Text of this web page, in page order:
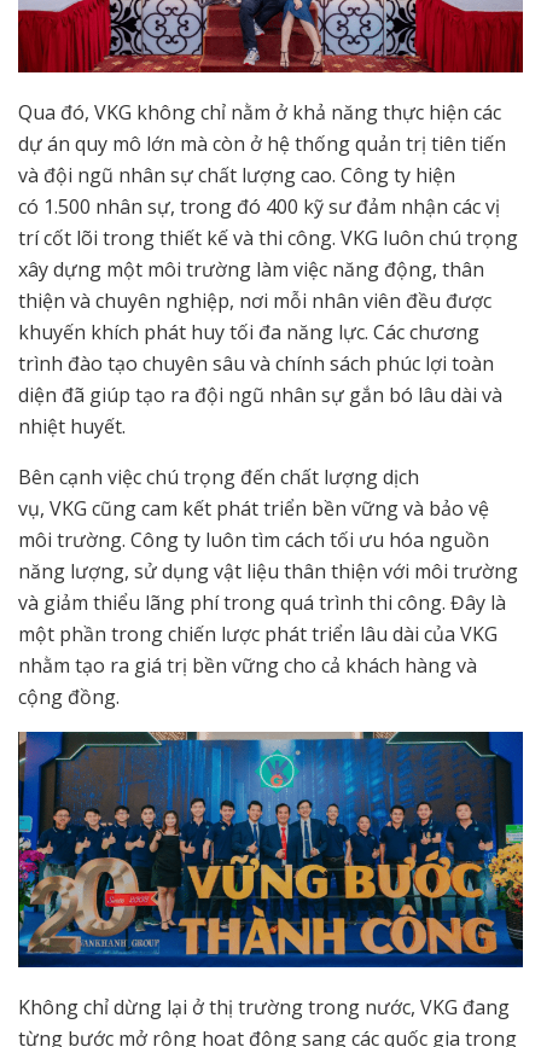
Qua đó, VKG không chỉ nằm ở khả năng thực hiện các
dự án quy mô lớn mà còn ở hệ thống quản trị tiên tiến
và đội ngũ nhân sự chất lượng cao. Công ty hiện
có 1.500 nhân sự, trong đó 400 kỹ sư đảm nhận các vị
trí cốt lõi trong thiết kế và thi công. VKG luôn chú trọng
xây dựng một môi trường làm việc năng động, thân
thiện và chuyên nghiệp, nơi mỗi nhân viên đều được
khuyến khích phát huy tối đa năng lực. Các chương
trình đào tạo chuyên sâu và chính sách phúc lợi toàn
diện đã giúp tạo ra đội ngũ nhân sự gắn bó lâu dài và
nhiệt huyết.
Bên cạnh việc chú trọng đến chất lượng dịch
vụ, VKG cũng cam kết phát triển bền vững và bảo vệ
môi trường. Công ty luôn tìm cách tối ưu hóa nguồn
năng lượng, sử dụng vật liệu thân thiện với môi trường
và giảm thiểu lãng phí trong quá trình thi công. Đây là
một phần trong chiến lược phát triển lâu dài của VKG
nhằm tạo ra giá trị bền vững cho cả khách hàng và
cộng đồng.
Không chỉ dừng lại ở thị trường trong nước, VKG đang
từng bước mở rộng hoạt động sang các quốc gia trong